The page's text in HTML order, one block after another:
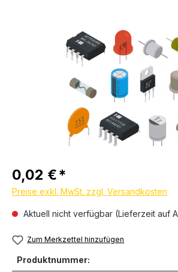
Regulärer Preis:
0,02 €
Preise exkl. MwSt. zzgl. Versandkosten
Aktuell nicht verfügbar (Lieferzeit auf
Zum Merkzettel hinzufügen
Produktnummer: